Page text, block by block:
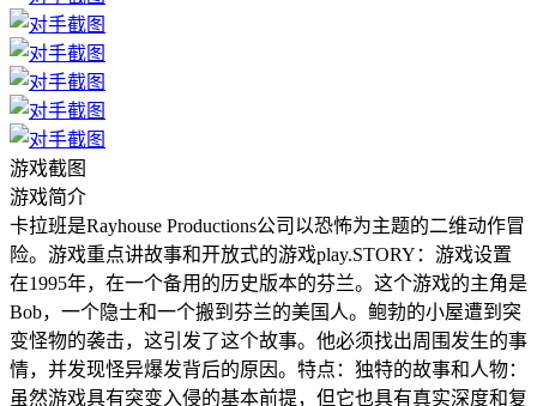
游戏截图
游戏简介
卡拉班是Rayhouse Productions公司以恐怖为主题的二维动作冒
险。游戏重点讲故事和开放式的游戏play.STORY：游戏设置
在1995年，在一个备用的历史版本的芬兰。这个游戏的主角是
Bob，一个隐士和一个搬到芬兰的美国人。鲍勃的小屋遭到突
变怪物的袭击，这引发了这个故事。他必须找出周围发生的事
情，并发现怪异爆发背后的原因。特点：独特的故事和人物：
虽然游戏具有突变入侵的基本前提，但它也具有真实深度和复